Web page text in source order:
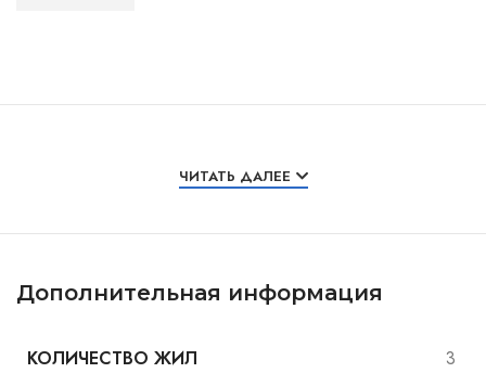
ЧИТАТЬ ДАЛЕЕ
Дополнительная информация
КОЛИЧЕСТВО ЖИЛ 3